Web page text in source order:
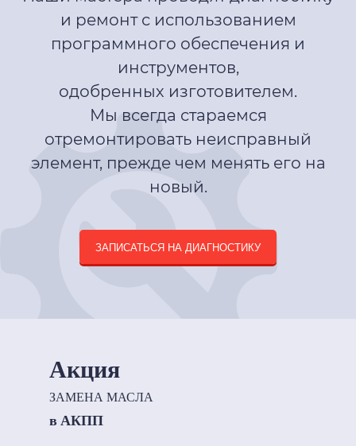
и ремонт с использованием
программного обеспечения и
инструментов,
одобренных изготовителем.
Мы всегда стараемся
отремонтировать неисправный
элемент, прежде чем менять его на
новый.
ЗАПИСАТЬСЯ НА ДИАГНОСТИКУ
Акция
ЗАМЕНА МАСЛА
в АКПП